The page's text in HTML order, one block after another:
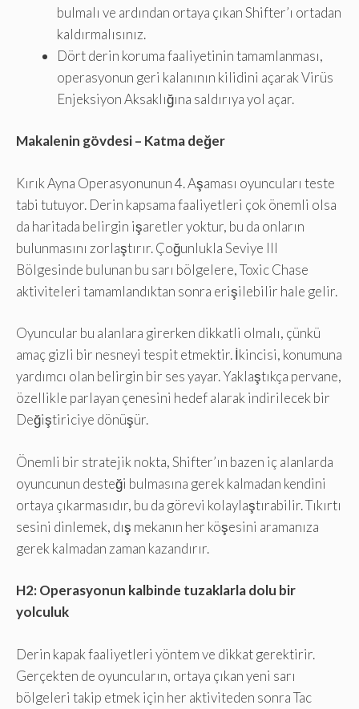
bulmalı ve ardından ortaya çıkan Shifter’ı ortadan
kaldırmalısınız.
Dört derin koruma faaliyetinin tamamlanması,
operasyonun geri kalanının kilidini açarak Virüs
Enjeksiyon Aksaklığına saldırıya yol açar.
Makalenin gövdesi – Katma değer
Kırık Ayna Operasyonunun 4. Aşaması oyuncuları teste
tabi tutuyor. Derin kapsama faaliyetleri çok önemli olsa
da haritada belirgin işaretler yoktur, bu da onların
bulunmasını zorlaştırır. Çoğunlukla Seviye III
Bölgesinde bulunan bu sarı bölgelere, Toxic Chase
aktiviteleri tamamlandıktan sonra erişilebilir hale gelir.
Oyuncular bu alanlara girerken dikkatli olmalı, çünkü
amaç gizli bir nesneyi tespit etmektir. İkincisi, konumuna
yardımcı olan belirgin bir ses yayar. Yaklaştıkça pervane,
özellikle parlayan çenesini hedef alarak indirilecek bir
Değiştiriciye dönüşür.
Önemli bir stratejik nokta, Shifter’ın bazen iç alanlarda
oyuncunun desteği bulmasına gerek kalmadan kendini
ortaya çıkarmasıdır, bu da görevi kolaylaştırabilir. Tıkırtı
sesini dinlemek, dış mekanın her köşesini aramanıza
gerek kalmadan zaman kazandırır.
H2: Operasyonun kalbinde tuzaklarla dolu bir
yolculuk
Derin kapak faaliyetleri yöntem ve dikkat gerektirir.
Gerçekten de oyuncuların, ortaya çıkan yeni sarı
bölgeleri takip etmek için her aktiviteden sonra Tac